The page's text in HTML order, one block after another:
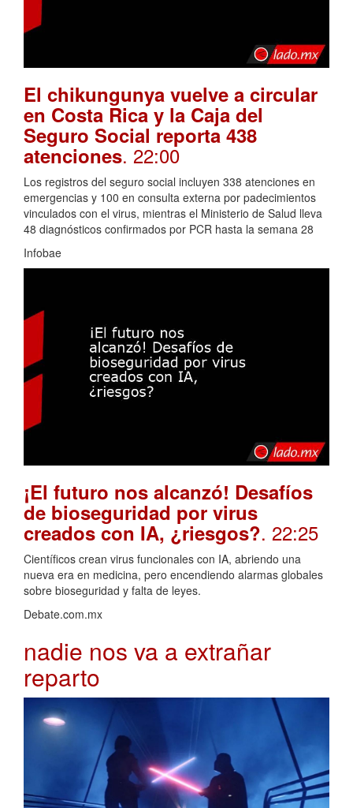
El chikungunya vuelve a circular
en Costa Rica y la Caja del
Seguro Social reporta 438
atenciones. 22:00
Los registros del seguro social incluyen 338 atenciones en
emergencias y 100 en consulta externa por padecimientos
vinculados con el virus, mientras el Ministerio de Salud lleva
48 diagnósticos confirmados por PCR hasta la semana 28
Infobae
¡El futuro nos alcanzó! Desafíos
de bioseguridad por virus
creados con IA, ¿riesgos?. 22:25
Científicos crean virus funcionales con IA, abriendo una
nueva era en medicina, pero encendiendo alarmas globales
sobre bioseguridad y falta de leyes.
Debate.com.mx
nadie nos va a extrañar
reparto